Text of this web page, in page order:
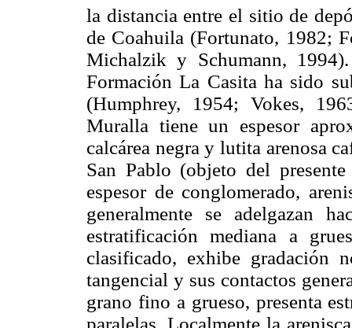
la distancia entre el sitio de
de Coahuila (Fortunato, 1982;
Michalzik y Schumann,
Formación La Casita ha sido
(Humphrey, 1954; Vokes,
Muralla tiene un espesor
calcárea negra y lutita arenosa
San Pablo (objeto del
espesor de conglomerado,
generalmente se adelgazan
estratificación mediana a
clasificado, exhibe gradación
tangencial y sus contactos
grano fino a grueso, presenta
paralelas. Localmente la